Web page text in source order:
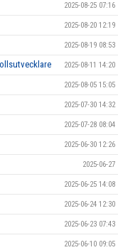
2025-08-25 07:16
2025-08-20 12:19
2025-08-19 08:53
2025-08-11 14:20
2025-08-05 15:05
2025-07-30 14:32
2025-07-28 08:04
2025-06-30 12:26
2025-06-27
2025-06-25 14:08
2025-06-24 12:30
2025-06-23 07:43
2025-06-10 09:05